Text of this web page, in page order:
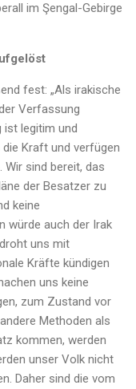
im Şengal-Gebirge
fest: „Als irakische
Verfassung
ist legitim und
Kraft und verfügen
sind bereit, das
der Besatzer zu
keine
würde auch der Irak
uns mit
Kräfte kündigen
uns keine
zum Zustand vor
Methoden als
kommen, werden
unser Volk nicht
Daher sind die vom